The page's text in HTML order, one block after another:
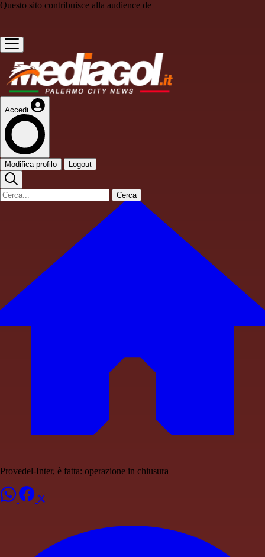
Questo sito contribuisce alla audience de
Accedi
Modifica profilo Logout
Cerca
Provedel-Inter, è fatta: operazione in chiusura